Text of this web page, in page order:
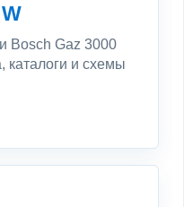
Bosch Gaz 3000
каталоги и схемы